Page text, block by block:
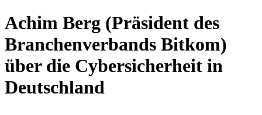
Achim Berg (Präsident des
Branchenverbands Bitkom)
über die Cybersicherheit in
Deutschland